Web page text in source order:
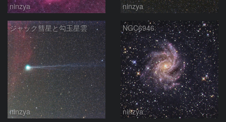
ninzya ninzya
ジャック彗星と勾玉星雲
ninzya
NGC6946
ninzya